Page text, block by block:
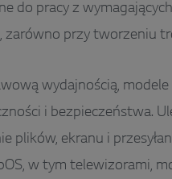
do pracy z
zarówno przy tworzeniu
wydajnością,
i bezpieczeństwa.
plików, ekranu i
w tym telewizorami,